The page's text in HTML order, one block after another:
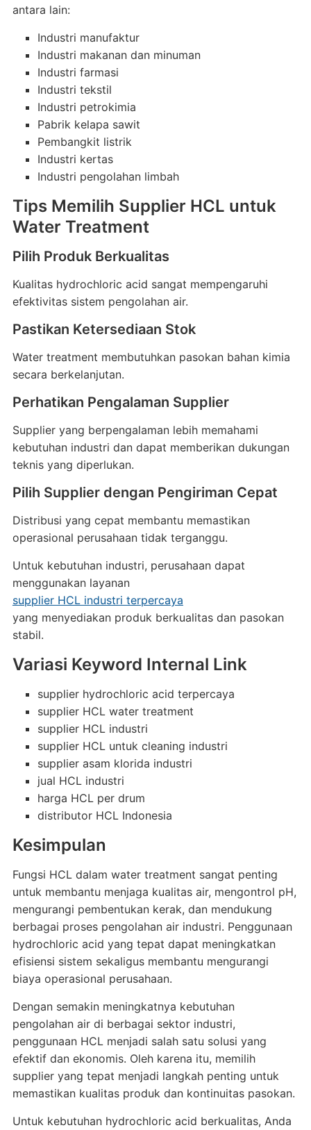
antara lain:
Industri manufaktur
Industri makanan dan minuman
Industri farmasi
Industri tekstil
Industri petrokimia
Pabrik kelapa sawit
Pembangkit listrik
Industri kertas
Industri pengolahan limbah
Tips Memilih Supplier HCL untuk
Water Treatment
Pilih Produk Berkualitas
Kualitas hydrochloric acid sangat mempengaruhi
efektivitas sistem pengolahan air.
Pastikan Ketersediaan Stok
Water treatment membutuhkan pasokan bahan kimia
secara berkelanjutan.
Perhatikan Pengalaman Supplier
Supplier yang berpengalaman lebih memahami
kebutuhan industri dan dapat memberikan dukungan
teknis yang diperlukan.
Pilih Supplier dengan Pengiriman Cepat
Distribusi yang cepat membantu memastikan
operasional perusahaan tidak terganggu.
Untuk kebutuhan industri, perusahaan dapat
menggunakan layanan
supplier HCL industri terpercaya
yang menyediakan produk berkualitas dan pasokan
stabil.
Variasi Keyword Internal Link
supplier hydrochloric acid terpercaya
supplier HCL water treatment
supplier HCL industri
supplier HCL untuk cleaning industri
supplier asam klorida industri
jual HCL industri
harga HCL per drum
distributor HCL Indonesia
Kesimpulan
Fungsi HCL dalam water treatment sangat penting
untuk membantu menjaga kualitas air, mengontrol pH,
mengurangi pembentukan kerak, dan mendukung
berbagai proses pengolahan air industri. Penggunaan
hydrochloric acid yang tepat dapat meningkatkan
efisiensi sistem sekaligus membantu mengurangi
biaya operasional perusahaan.
Dengan semakin meningkatnya kebutuhan
pengolahan air di berbagai sektor industri,
penggunaan HCL menjadi salah satu solusi yang
efektif dan ekonomis. Oleh karena itu, memilih
supplier yang tepat menjadi langkah penting untuk
memastikan kualitas produk dan kontinuitas pasokan.
Untuk kebutuhan hydrochloric acid berkualitas, Anda